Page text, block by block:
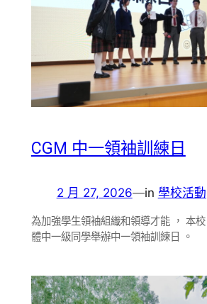
CGM 中一領袖訓練日
2 月 27, 2026—in 學校活動
為加強學生領袖組織和領導才能 ， 本
體中一級同學舉辦中一領袖訓練日 。